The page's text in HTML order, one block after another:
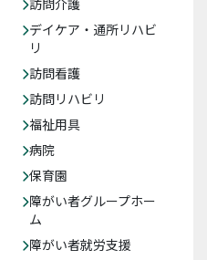
訪問介護
デイケア・通所リハビ
リ
訪問看護
訪問リハビリ
福祉用具
病院
保育園
障がい者グループホー
ム
障がい者就労支援